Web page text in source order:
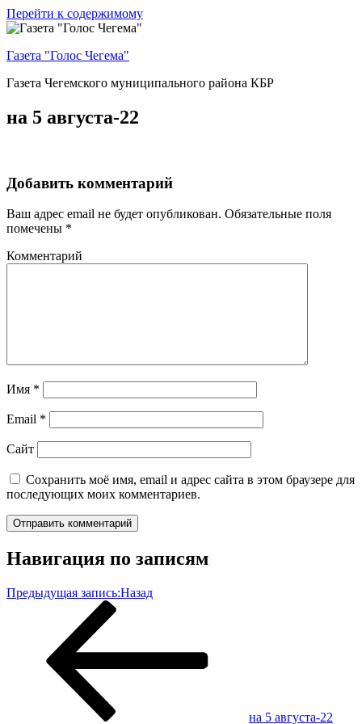
Перейти к содержимому
Газета "Голос Чегема"
Газета Чегемского муниципального района КБР
на 5 августа-22
Добавить комментарий
Ваш адрес email не будет опубликован. Обязательные поля
помечены *
Комментарий
Имя *
Email *
Сайт
Сохранить моё имя, email и адрес сайта в этом браузере для
последующих моих комментариев.
Навигация по записям
Предыдущая запись:Назад
на 5 августа-22